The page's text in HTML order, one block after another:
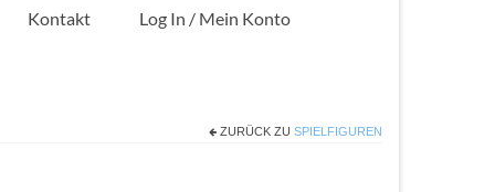
Kontakt Log In / Mein Konto
ZURÜCK ZU SPIELFIGUREN